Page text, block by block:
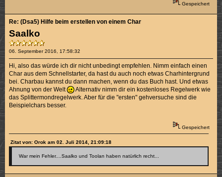
Gespeichert
Saalko
06. September 2016, 17:58:32
Re: (Dsa5) Hilfe beim erstellen von einem Char
Hi, also das würde ich dir nicht unbedingt empfehlen. Nimm einfach einen
Char aus dem Schnellstarter, da hast du auch noch etwas Charhintergrund
bei. Charbau kannst du dann machen, wenn du das Buch hast. Und etwas
Ahnung von der Welt
Alternativ nimm dir ein kostenloses Regelwerk wie
das Splittermondregelwerk. Aber für die "ersten" gehversuche sind die
Beispielchars besser.
Gespeichert
Zitat von: Orok am 02. Juli 2014, 21:09:18
War mein Fehler....Saalko und Toolan haben natürlich recht...